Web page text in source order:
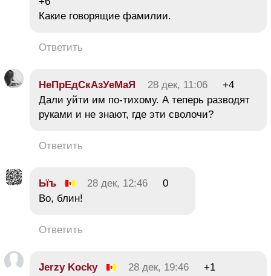
Какие говорящие фамилии.
Ответить
НеПрЕдСкАзУеМаЯ 28 дек, 11:06
+4
Дали уйти им по-тихому. А теперь разводят
руками и не знают, где эти сволочи?
Ответить
Ьїъ 28 дек, 12:46
0
Во, блин!
Ответить
Jerzy Kocky 28 дек, 19:46
+1